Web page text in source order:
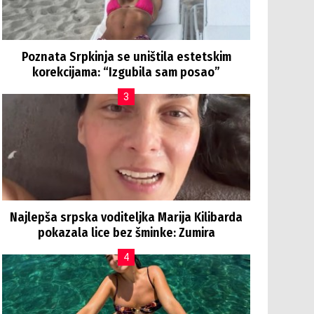
Poznata Srpkinja se uništila estetskim
korekcijama: “Izgubila sam posao”
Najlepša srpska voditeljka Marija Kilibarda
pokazala lice bez šminke: Zumira